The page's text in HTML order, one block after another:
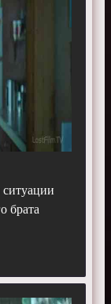
брата